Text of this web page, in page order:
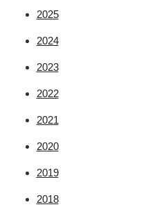
2025
2024
2023
2022
2021
2020
2019
2018